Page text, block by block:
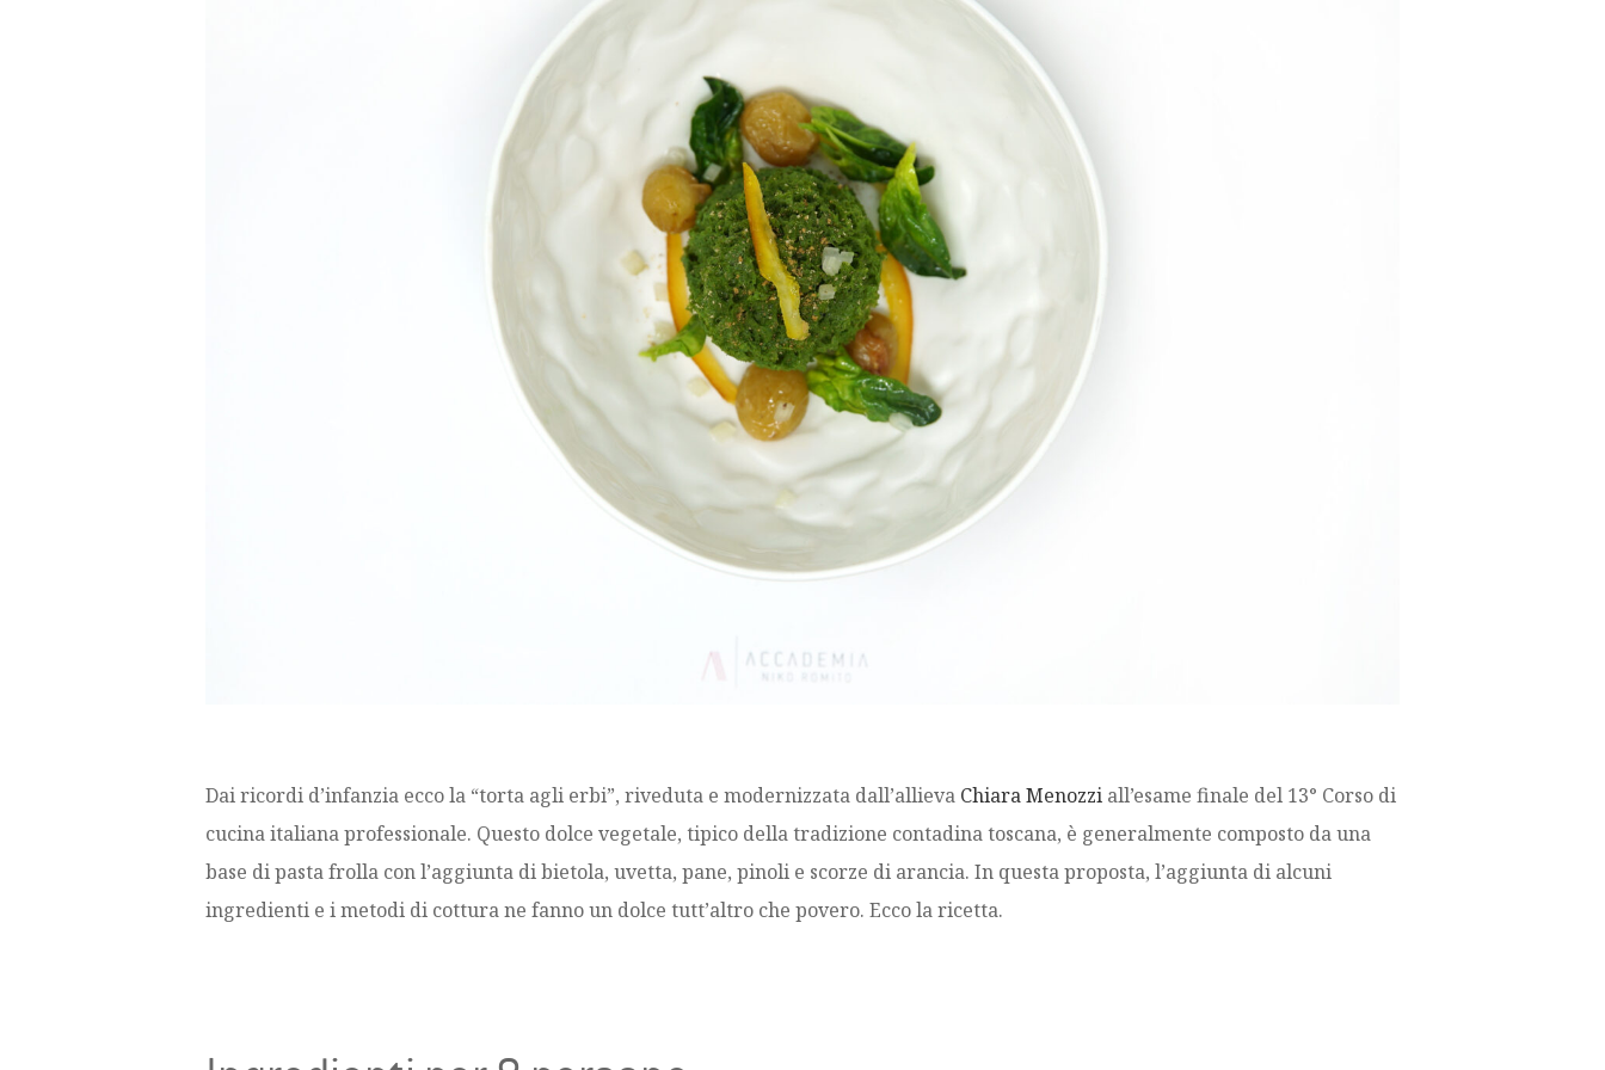
Dai ricordi d’infanzia ecco la “torta agli erbi”, riveduta e modernizzata dall’allieva Chiara Menozzi all’esame finale del 13° Corso di
cucina italiana professionale. Questo dolce vegetale, tipico della tradizione contadina toscana, è generalmente composto da una
base di pasta frolla con l’aggiunta di bietola, uvetta, pane, pinoli e scorze di arancia. In questa proposta, l’aggiunta di alcuni
ingredienti e i metodi di cottura ne fanno un dolce tutt’altro che povero. Ecco la ricetta.